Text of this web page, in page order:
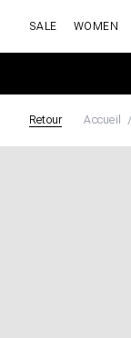
SALE WOMEN
Retour Accueil